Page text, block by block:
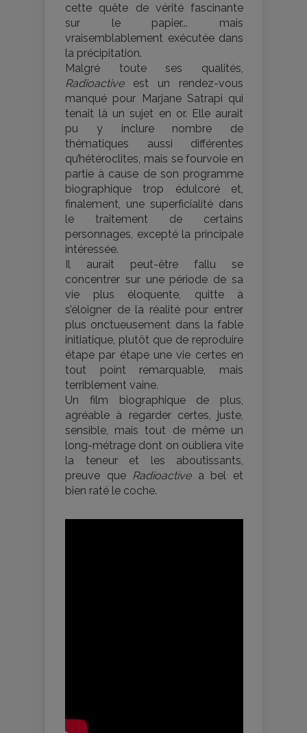
cette quête de vérité fascinante
sur le papier... mais
vraisemblablement exécutée dans
la précipitation.
Malgré toute ses qualités,
Radioactiveest un rendez-vous
manqué pour Marjane Satrapi qui
tenait là un sujet en or. Elle aurait
pu y inclure nombre de
thématiques aussi différentes
qu’hétéroclites, mais se fourvoie en
partie à cause de son programme
biographique trop édulcoré et,
finalement, une superficialité dans
le traitement de certains
personnages, excepté la principale
intéressée.
Il aurait peut-être fallu se
concentrer sur une période de sa
vie plus éloquente, quitte à
s’éloigner de la réalité pour entrer
plus onctueusement dans la fable
initiatique, plutôt que de reproduire
étape par étape une vie certes en
tout point remarquable, mais
terriblement vaine.
Un film biographique de plus,
agréable à regarder certes, juste,
sensible, mais tout de même un
long-métrage dont on oubliera vite
la teneur et les aboutissants,
preuve que Radioactivea bel et
bien raté le coche.